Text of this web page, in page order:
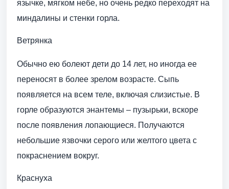
язычке, мягком небе, но очень редко переходят на
миндалины и стенки горла.
Ветрянка
Обычно ею болеют дети до 14 лет, но иногда ее
переносят в более зрелом возрасте. Сыпь
появляется на всем теле, включая слизистые. В
горле образуются энантемы – пузырьки, вскоре
после появления лопающиеся. Получаются
небольшие язвочки серого или желтого цвета с
покраснением вокруг.
Краснуха